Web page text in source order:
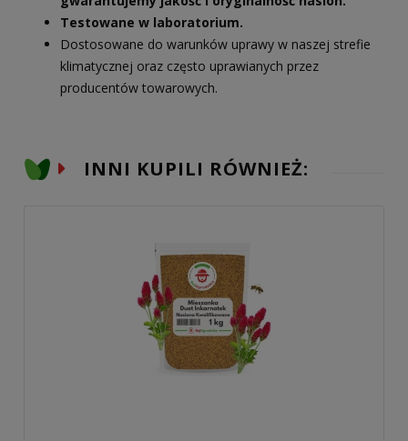
Testowane w laboratorium.
Dostosowane do warunków uprawy w naszej strefie
klimatycznej oraz często uprawianych przez
producentów towarowych.
INNI KUPILI RÓWNIEŻ: